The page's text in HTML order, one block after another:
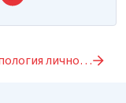
DISC типология личности